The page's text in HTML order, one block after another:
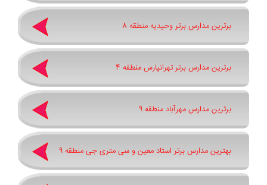
برترین مدارس برتر وحیدیه منطقه 8
برترین مدارس برتر تهرانپارس منطقه 4
برترین مدارس مهرآباد منطقه 9
بهترین مدارس برتر استاد معین و سی متری جی منطقه 9